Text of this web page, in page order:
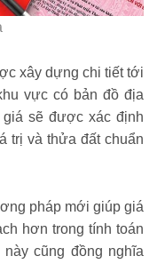
xây dựng chi tiết tới
vực có bản đồ địa
sẽ được xác định
trị và thửa đất chuẩn
pháp mới giúp giá
hơn trong tính toán
cũng đồng nghĩa